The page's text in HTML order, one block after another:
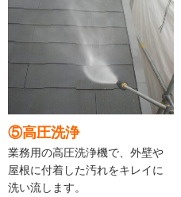
⑤高圧洗浄
業務用の高圧洗浄機で、外壁や
屋根に付着した汚れをキレイに
洗い流します。